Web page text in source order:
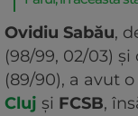
Ovidiu Sabău,
(98/99, 02/03)
(89/90), a avut
Cluj și FCSB,